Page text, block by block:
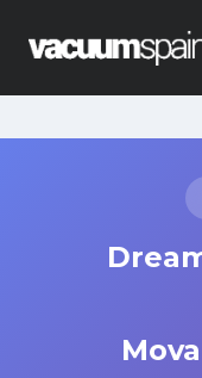
contenido